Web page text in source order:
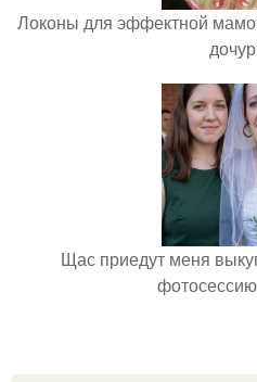
Локоны для эффектной
Щас приедут меня